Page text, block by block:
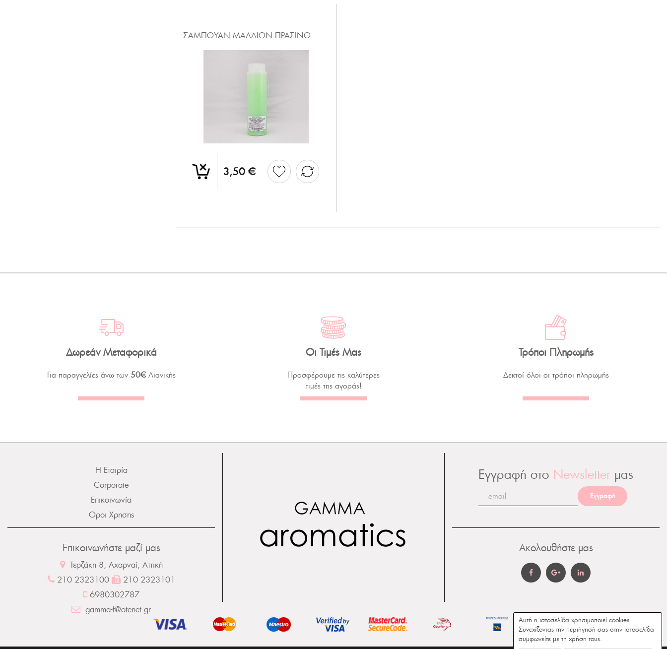
ΣΑΜΠΟΥΑΝ ΜΑΛΛΙΩΝ ΠΡΑΣΙΝΟ
3,50 €
Δωρεάν Μεταφορικά
Για παραγγελίες άνω των 50€Λιανικής
Οι Τιμές Μας
Προσφέρουμε τις καλύτερες
τιμές της αγοράς!
Τρόποι Πληρωμής
Δεκτοί όλοι οι τρόποι πληρωμής
Η Εταιρία
Corporate
Επικοινωνία
Οροι Χρησης
Επικοινωνήστε μαζί μας
Τερζάκη 8, Αχαρναί, Αττική
210 2323100
210 2323101
6980302787
gamma-f@otenet.gr
Εγγραφή στο Newsletter μας
Εγγραφή
Ακολουθήστε μας
Αυτή η ιστοσελίδα χρησιμοποιεί cookies.
Συνεχίζοντας την περιήγησή σας στην ιστοσελίδα
συμφωνείτε με τη χρήση τους.